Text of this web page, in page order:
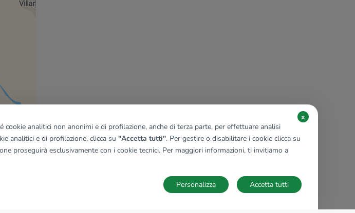
analitici non anonimi e di profilazione, anche di terza parte, per effettuare analisi
analitici e di profilazione, clicca su "Accetta tutti". Per gestire o disabilitare i cookie clicca su
proseguirà esclusivamente con i cookie tecnici. Per maggiori informazioni, ti invitiamo a
x
Accetta tutti
Personalizza